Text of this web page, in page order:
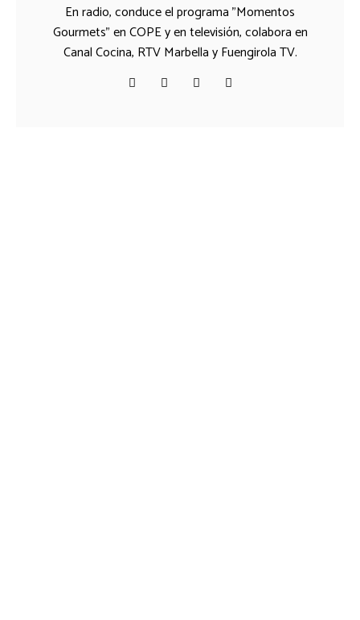
En radio, conduce el programa "Momentos
Gourmets" en COPE y en televisión, colabora en
Canal Cocina, RTV Marbella y Fuengirola TV.